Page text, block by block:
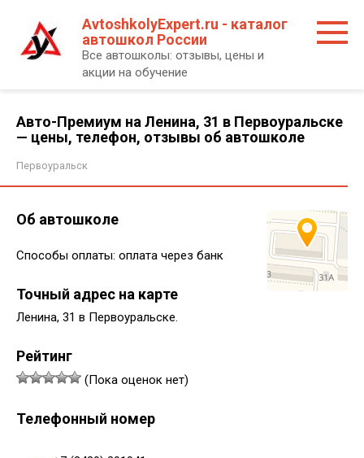
контенту
AvtoshkolyExpert.ru - каталог
автошкол России
Все автошколы: отзывы, цены и
акции на обучение
Авто-Премиум на Ленина, 31 в Первоуральске
— цены, телефон, отзывы об автошколе
Первоуральск
Об автошколе
Способы оплаты: оплата через банк
Точный адрес на карте
Ленина, 31 в Первоуральске.
Рейтинг
(Пока оценок нет)
Телефонный номер